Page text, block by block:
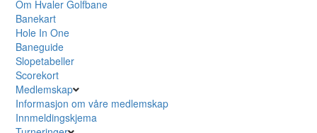
Om Hvaler Golfbane
Banekart
Hole In One
Baneguide
Slopetabeller
Scorekort
Medlemskap
Informasjon om våre medlemskap
Innmeldingskjema